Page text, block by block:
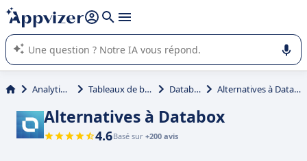
répondre (plusieurs lignes avec
L'IA de Appvizer vous guide dans l'utilisation ou la sélection de
logiciel SaaS en entreprise.
Analytique Tableaux de bord Databox Alternatives à Databox
Alternatives à Databox
4.6Basé sur +200 avis